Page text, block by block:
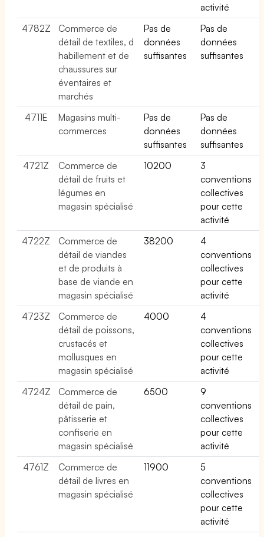
activité
4782Z
Commerce de
détail de textiles, d
habillement et de
chaussures sur
éventaires et
marchés
Pas de
données
suffisantes
Pas de
données
suffisantes
4711E
Magasins multi-
commerces
Pas de
données
suffisantes
Pas de
données
suffisantes
4721Z
Commerce de
détail de fruits et
légumes en
magasin spécialisé
10200
3
conventions
collectives
pour cette
activité
4722Z
Commerce de
détail de viandes
et de produits à
base de viande en
magasin spécialisé
38200
4
conventions
collectives
pour cette
activité
4723Z
Commerce de
détail de poissons,
crustacés et
mollusques en
magasin spécialisé
4000
4
conventions
collectives
pour cette
activité
4724Z
Commerce de
détail de pain,
pâtisserie et
confiserie en
magasin spécialisé
6500
9
conventions
collectives
pour cette
activité
4761Z
Commerce de
détail de livres en
magasin spécialisé
11900
5
conventions
collectives
pour cette
activité